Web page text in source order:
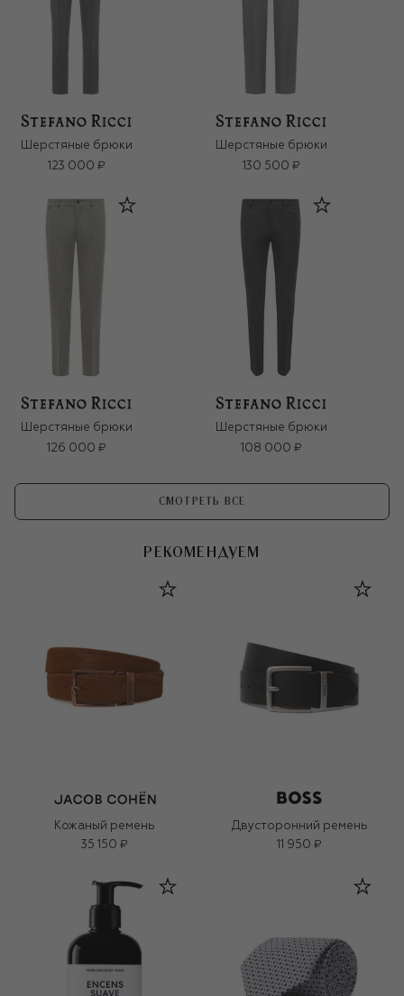
Шерстяные брюки
123 000 ₽
Шерстяные брюки
130 500 ₽
Шерстяные брюки
126 000 ₽
Шерстяные брюки
108 000 ₽
СМОТРЕТЬ ВСЕ
РЕКОМЕНДУЕМ
Кожаный ремень
35 150 ₽
Двусторонний ремень
11 950 ₽